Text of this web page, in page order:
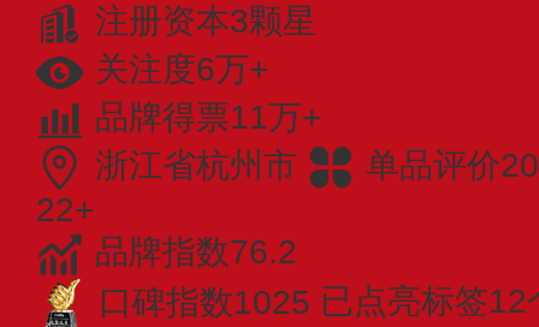
注册资本3颗星
关注度6万+
品牌得票11万+
浙江省杭州市
单品评价
22+
品牌指数76.2
口碑指数1025 已点亮标签12